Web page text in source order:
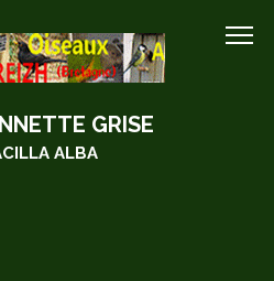
GRISE
ALBA